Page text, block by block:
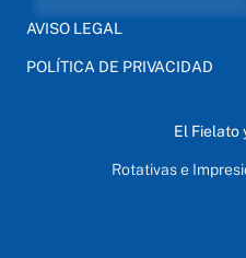
AVISO LEGAL
POLÍTICA DE PRIVACIDAD
El Fielato
Rotativas e